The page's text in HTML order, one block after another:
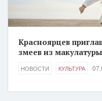
Красноярцев
змеев из макулатуры
НОВОСТИ КУЛЬТУРА